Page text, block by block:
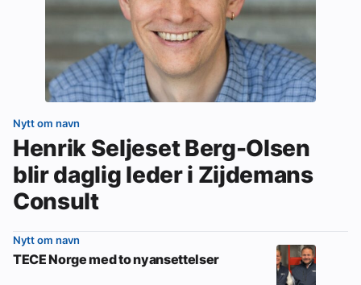
Nytt om navn
Henrik Seljeset Berg-Olsen
blir daglig leder i Zijdemans
Consult
Nytt om navn
TECE Norge med to nyansettelser